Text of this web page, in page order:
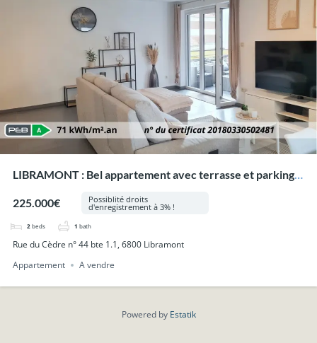
LIBRAMONT : Bel appartement avec terrasse et parking
225.000€
Possiblité droits
d'enregistrement à 3% !
2 beds 1 bath
Rue du Cèdre n° 44 bte 1.1, 6800 Libramont
Appartement
A vendre
Powered by Estatik